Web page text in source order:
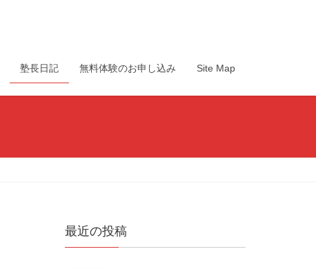
塾長日記 無料体験のお申し込み Site Map
最近の投稿